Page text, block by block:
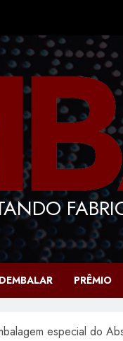
PRÊMIO
especial do